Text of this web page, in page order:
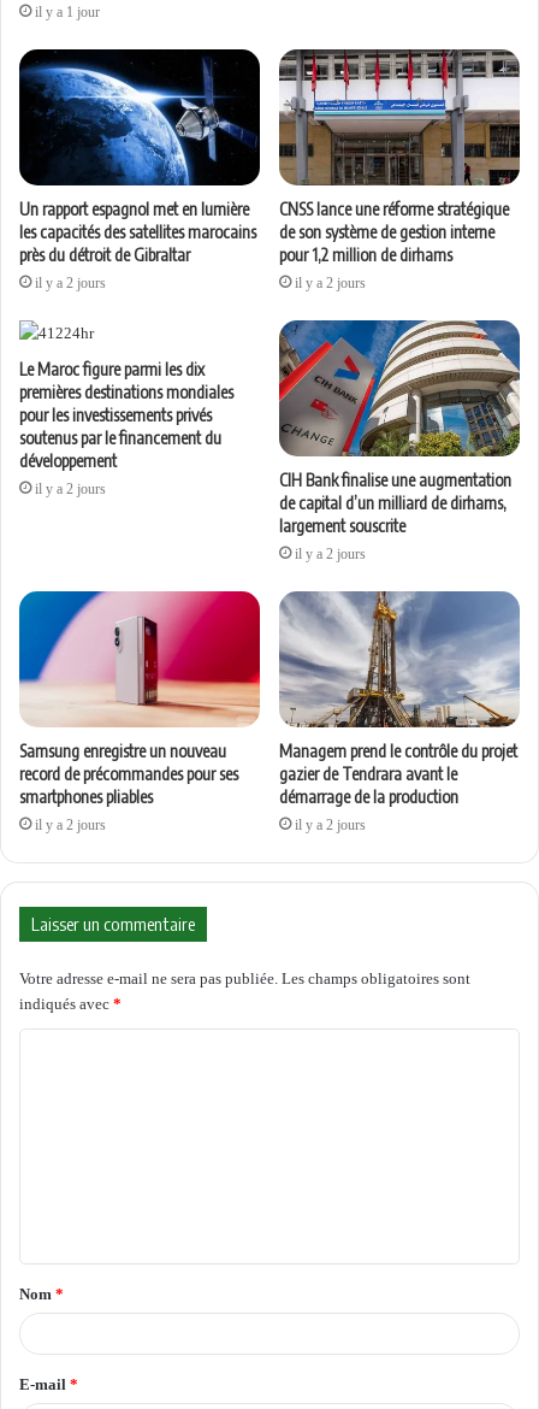
il y a 1 jour
Un rapport espagnol met en lumière
les capacités des satellites marocains
près du détroit de Gibraltar
il y a 2 jours
CNSS lance une réforme stratégique
de son système de gestion interne
pour 1,2 million de dirhams
il y a 2 jours
Le Maroc figure parmi les dix
premières destinations mondiales
pour les investissements privés
soutenus par le financement du
développement
il y a 2 jours
CIH Bank finalise une augmentation
de capital d’un milliard de dirhams,
largement souscrite
il y a 2 jours
Samsung enregistre un nouveau
record de précommandes pour ses
smartphones pliables
il y a 2 jours
Managem prend le contrôle du projet
gazier de Tendrara avant le
démarrage de la production
il y a 2 jours
Laisser un commentaire
Votre adresse e-mail ne sera pas publiée. Les champs obligatoires sont
indiqués avec *
t
a
Nom *
E-mail *